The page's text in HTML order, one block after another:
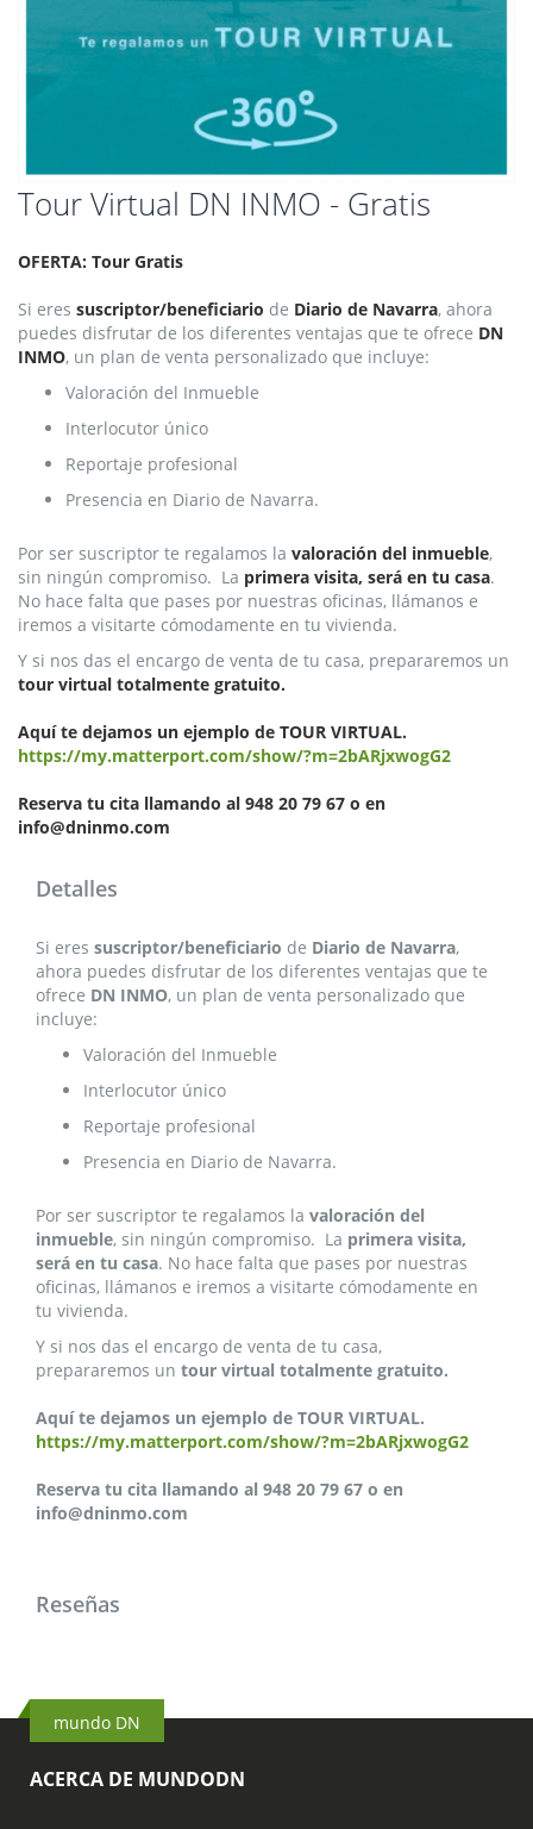
Tour Virtual DN INMO - Gratis
OFERTA: Tour Gratis
Si eres suscriptor/beneficiario de Diario de Navarra, ahora
puedes disfrutar de los diferentes ventajas que te ofrece DN
INMO, un plan de venta personalizado que incluye:
Valoración del Inmueble
Interlocutor único
Reportaje profesional
Presencia en Diario de Navarra.
Por ser suscriptor te regalamos la valoración del inmueble,
sin ningún compromiso. La primera visita, será en tu casa.
No hace falta que pases por nuestras oficinas, llámanos e
iremos a visitarte cómodamente en tu vivienda.
Y si nos das el encargo de venta de tu casa, prepararemos un
tour virtual totalmente gratuito.
Aquí te dejamos un ejemplo de TOUR VIRTUAL.
https://my.matterport.com/show/?m=2bARjxwogG2
Reserva tu cita llamando al 948 20 79 67 o en
info@dninmo.com
Saltar
al
de
galería
de
imágenes
Detalles
Si eres suscriptor/beneficiario de Diario de Navarra,
ahora puedes disfrutar de los diferentes ventajas que te
ofrece DN INMO, un plan de venta personalizado que
incluye:
Valoración del Inmueble
Interlocutor único
Reportaje profesional
Presencia en Diario de Navarra.
Por ser suscriptor te regalamos la valoración del
inmueble, sin ningún compromiso. La primera visita,
será en tu casa. No hace falta que pases por nuestras
oficinas, llámanos e iremos a visitarte cómodamente en
tu vivienda.
Y si nos das el encargo de venta de tu casa,
prepararemos un tour virtual totalmente gratuito.
Aquí te dejamos un ejemplo de TOUR VIRTUAL.
https://my.matterport.com/show/?m=2bARjxwogG2
Reserva tu cita llamando al 948 20 79 67 o en
info@dninmo.com
Reseñas
mundo DN
ACERCA DE MUNDODN